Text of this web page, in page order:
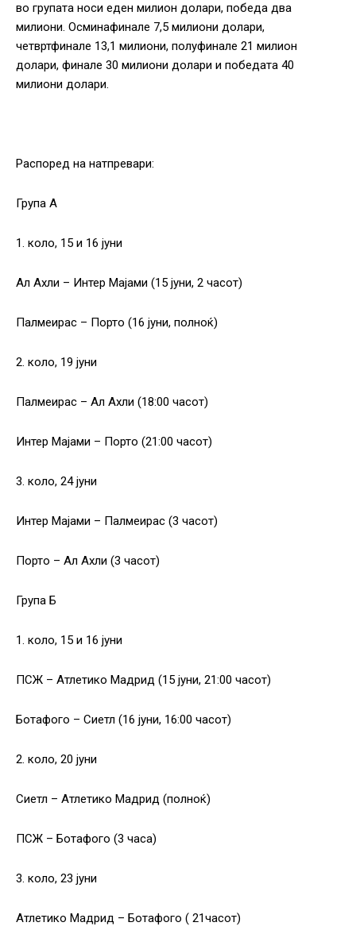
во групата носи еден милион долари, победа два
милиони. Осминафинале 7,5 милиони долари,
четвртфинале 13,1 милиони, полуфинале 21 милион
долари, финале 30 милиони долари и победата 40
милиони долари.
Распоред на натпревари:
Група А
1. коло, 15 и 16 јуни
Ал Ахли – Интер Мајами (15 јуни, 2 часот)
Палмеирас – Порто (16 јуни, полноќ)
2. коло, 19 јуни
Палмеирас – Ал Ахли (18:00 часот)
Интер Мајами – Порто (21:00 часот)
3. коло, 24 јуни
Интер Мајами – Палмеирас (3 часот)
Порто – Ал Ахли (3 часот)
Група Б
1. коло, 15 и 16 јуни
ПСЖ – Атлетико Мадрид (15 јуни, 21:00 часот)
Ботафого – Сиетл (16 јуни, 16:00 часот)
2. коло, 20 јуни
Сиетл – Атлетико Мадрид (полноќ)
ПСЖ – Ботафого (3 часа)
3. коло, 23 јуни
Атлетико Мадрид – Ботафого ( 21часот)